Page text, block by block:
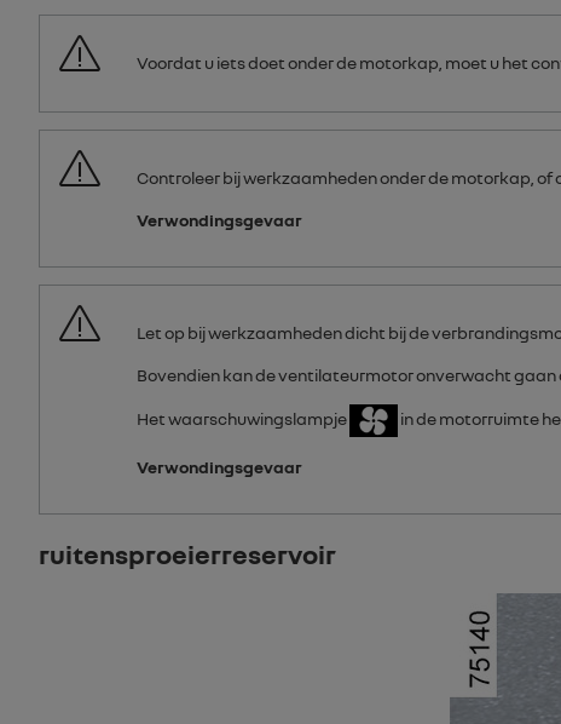
Voordat u iets doet onder de motorkap, moet u het
Controleer bij werkzaamheden onder de motorkap,
Verwondingsgevaar
Let op bij werkzaamheden dicht bij de
Bovendien kan de ventilateurmotor onverwacht gaan
Het waarschuwingslampje in de motorruimte
Verwondingsgevaar
ruitensproeierreservoir